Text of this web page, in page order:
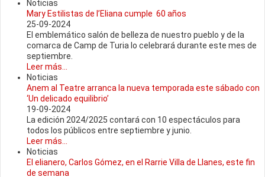
Noticias
Mary Estilistas de l’Eliana cumple 60 años
25-09-2024
El emblemático salón de belleza de nuestro pueblo y de la
comarca de Camp de Turia lo celebrará durante este mes de
septiembre.
Leer más...
Noticias
Anem al Teatre arranca la nueva temporada este sábado con
‘Un delicado equilibrio’
19-09-2024
La edición 2024/2025 contará con 10 espectáculos para
todos los públicos entre septiembre y junio.
Leer más...
Noticias
El elianero, Carlos Gómez, en el Rarrie Villa de Llanes, este fin
de semana